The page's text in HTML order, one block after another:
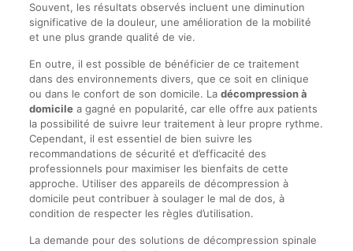
Souvent, les résultats observés incluent une diminution
significative de la douleur, une amélioration de la mobilité
et une plus grande qualité de vie.
En outre, il est possible de bénéficier de ce traitement
dans des environnements divers, que ce soit en clinique
ou dans le confort de son domicile. La décompression à
domicilea gagné en popularité, car elle offre aux patients
la possibilité de suivre leur traitement à leur propre rythme.
Cependant, il est essentiel de bien suivre les
recommandations de sécurité et d’efficacité des
professionnels pour maximiser les bienfaits de cette
approche. Utiliser des appareils de décompression à
domicile peut contribuer à soulager le mal de dos, à
condition de respecter les règles d’utilisation.
La demande pour des solutions de décompression spinale